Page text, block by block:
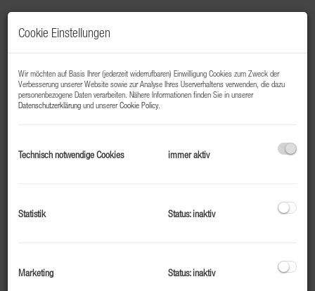
Top 108 – Starter- oder Mitarbeiterwohnung in Bad
Zentral gelegen und hochwertig saniert
eine Pension – entsteht ein durchdachtes Wohnkonzept
34 kompakten Einheiten
Cookie Einstellungen
Wir möchten auf Basis Ihrer (jederzeit widerrufbaren) Einwilligung Cookies zum Zweck der
Verbesserung unserer Website sowie zur Analyse Ihres Userverhaltens verwenden, die dazu
personenbezogene Daten verarbeiten. Nähere Informationen finden Sie in unserer
Datenschutzerklärung und unsererCookie Policy.
Technisch notwendige Cookies immer aktiv
Statistik Status: inaktiv
Marketing Status: inaktiv